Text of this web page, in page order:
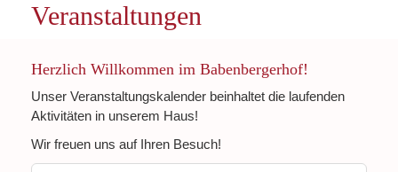
Veranstaltungen
Herzlich Willkommen im Babenbergerhof!
Unser Veranstaltungskalender beinhaltet die laufenden
Aktivitäten in unserem Haus!
Wir freuen uns auf Ihren Besuch!